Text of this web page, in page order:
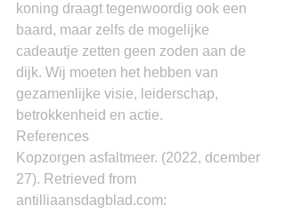
koning draagt tegenwoordig ook een
baard, maar zelfs de mogelijke
cadeautje zetten geen zoden aan de
dijk. Wij moeten het hebben van
gezamenlijke visie, leiderschap,
betrokkenheid en actie.
References
Kopzorgen asfaltmeer. (2022, dcember
27). Retrieved from
antilliaansdagblad.com: